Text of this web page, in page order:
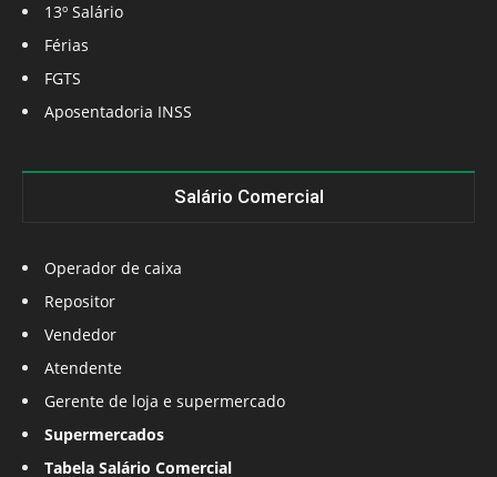
13º Salário
Férias
FGTS
Aposentadoria INSS
Salário Comercial
Operador de caixa
Repositor
Vendedor
Atendente
Gerente de loja e supermercado
Supermercados
Tabela Salário Comercial